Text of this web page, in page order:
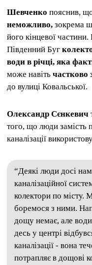
Шевченко пояснив,
неможливо, зокрема
його кінцевої
Південний Буг
води в річці, яка
може навіть частково
до вулиці Ковальської.
Олександр Сєнкевич
того, що люди замість
каналізації
“Деякі люди досі
каналізаційної
колектори по місту.
боремося з ними.
дощу немає, але
десь у центрі
каналізації - вона
потрапляє в дощові